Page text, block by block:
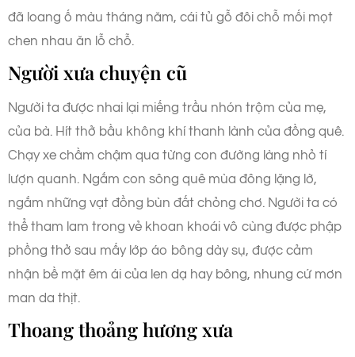
đã loang ố màu tháng năm, cái tủ gỗ đôi chỗ mối mọt
chen nhau ăn lỗ chỗ.
Người xưa chuyện cũ
Người ta được nhai lại miếng trầu nhón trộm của mẹ,
của bà. Hít thở bầu không khí thanh lành của đồng quê.
Chạy xe chầm chậm qua từng con đường làng nhỏ tí
lượn quanh. Ngắm con sông quê mùa đông lặng lờ,
ngắm những vạt đồng bùn đất chỏng chơ. Người ta có
thể tham lam trong vẻ khoan khoái vô cùng được phập
phồng thở sau mấy lớp áo bông dày sụ, được cảm
nhận bề mặt êm ái của len dạ hay bông, nhung cứ mơn
man da thịt.
Thoang thoảng hương xưa